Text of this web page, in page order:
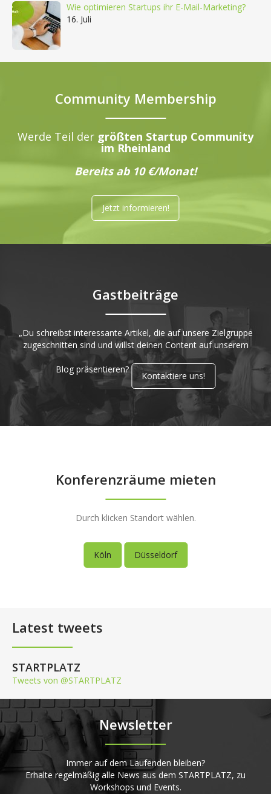
Wie optimieren Startups ihr E-Mail-Marketing?
16. Juli
Community Membership
Werde Teil der größten Startup Community
im Rheinland
Bereits ab 10 €/Monat!
Jetzt informieren!
Gastbeiträge
„Du schreibst interessante Artikel, die auf unsere Zielgruppe
zugeschnitten sind und willst deinen Content auf unserem
Blog präsentieren?
Kontaktiere uns!
Konferenzräume mieten
Durch klicken Standort wählen.
Köln Düsseldorf
Latest tweets
STARTPLATZ
Tweets von @STARTPLATZ
Newsletter
Immer auf dem Laufenden bleiben?
Erhalte regelmäßig alle News aus dem STARTPLATZ, zu
Workshops und Events.